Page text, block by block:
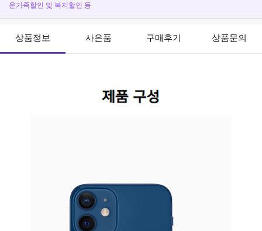
온가족할인 및 복지할인 등
상품정보 사은품 구매후기 상품문의